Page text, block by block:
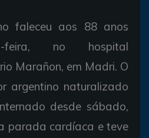
faleceu aos 88 anos
feira, no hospital
Marañon, em Madri. O
argentino naturalizado
desde sábado,
parada cardíaca e teve